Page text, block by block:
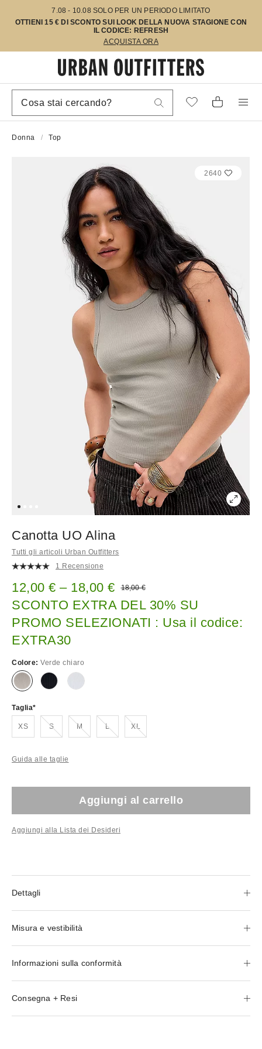
7.08 - 10.08 SOLO PER UN PERIODO LIMITATO
OTTIENI 15 € DI SCONTO SUI LOOK DELLA NUOVA STAGIONE CON
IL CODICE: REFRESH
ACQUISTA ORA
Donna Top
2640
Canotta UO Alina
Tutti gli articoli Urban Outfitters
1 Recensione
Prezzo di vendita:
12,00 € – 18,00 € Prezzo originale:
18,00 €
SCONTO EXTRA DEL 30% SU
PROMO SELEZIONATI : Usa il codice:
EXTRA30
Colore: Verde chiaro
Taglia
XS SEsaurito!
MEsaurito!
LEsaurito!
XLEsaurito!
Guida alle taglie
Aggiungi al carrello
Aggiungi alla Lista dei Desideri
Dettagli
Misura e vestibilità
Informazioni sulla conformità
Consegna + Resi